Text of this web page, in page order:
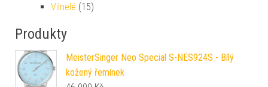
Vilnelé (15)
Produkty
MeisterSinger Neo Special S-NES924S - Bílý
kožený řemínek